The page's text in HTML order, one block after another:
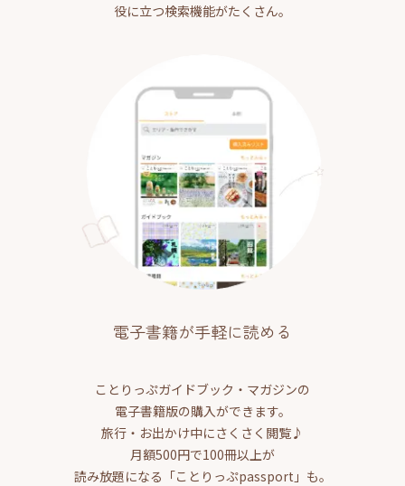
役に立つ検索機能がたくさん。
電子書籍が手軽に読める
ことりっぷガイドブック・マガジンの
電子書籍版の購入ができます。
旅行・お出かけ中にさくさく閲覧♪
月額500円で100冊以上が
読み放題になる「ことりっぷpassport」も。